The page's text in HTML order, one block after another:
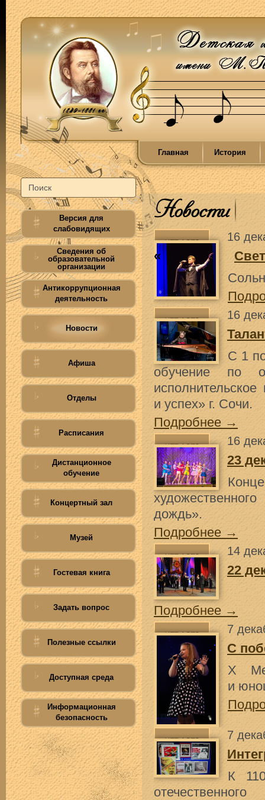
Главная История
Версия для
слабовидящих
Сведения об
образовательной
организации
Антикоррупционная
деятельность
Новости
Афиша
Отделы
Расписания
Дистанционное
обучение
Концертный зал
Музей
Гостевая книга
Задать вопрос
Полезные ссылки
Доступная среда
Информационная
безопасность
Новости
16
«
16
С 1
обучение по
и успех» г. Сочи.
Подробнее →
16
23
дождь».
Подробнее →
14
22
Подробнее →
7
С
X
и
7
К